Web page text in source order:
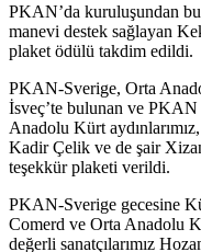
PKAN’da kuruluşundan
manevi destek sağlayan
plaket ödülü takdim edildi.
PKAN-Sverige, Orta
İsveç’te bulunan ve
Anadolu Kürt
Kadir Çelik ve de şair
teşekkür plaketi verildi.
PKAN-Sverige gecesine
Comerd ve Orta Anadolu
değerli sanatçılarımız